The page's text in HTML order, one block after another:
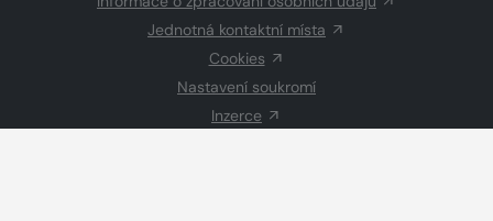
Jednotná kontaktní místa
Cookies
Nastavení soukromí
Inzerce